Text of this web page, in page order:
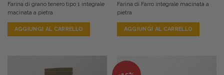
Farina di grano tenero tipo 1 integrale
macinata a pietra
AGGIUNGI AL CARRELLO
Farina di Farro integrale macinata a
pietra
AGGIUNGI AL CARRELLO